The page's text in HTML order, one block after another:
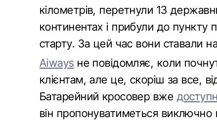
кілометрів, перетнули 13
континентах і прибули до пункту
старту. За цей час вони ставали
Aiways не повідомляє, коли
клієнтам, але це, скоріш за все,
Батарейний кросовер вже
він пропонуватиметься виключно